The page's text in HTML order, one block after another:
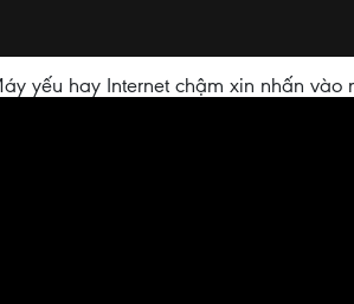
yếu hay Internet chậm xin nhấn vào